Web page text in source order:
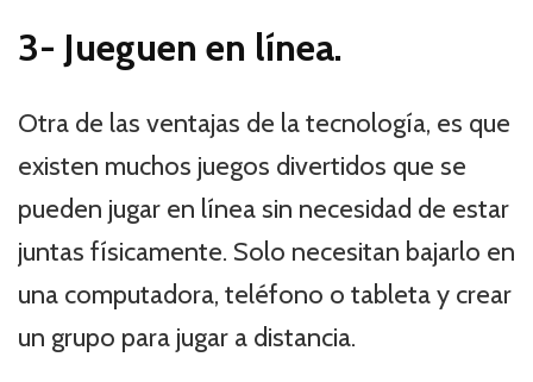
3- Jueguen en línea.
Otra de las ventajas de la tecnología, es que
existen muchos juegos divertidos que se
pueden jugar en línea sin necesidad de estar
juntas físicamente. Solo necesitan bajarlo en
una computadora, teléfono o tableta y crear
un grupo para jugar a distancia.